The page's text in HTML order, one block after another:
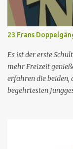
drehte sich
und Alan sowie
seinen
verdient und einen
23 Frans
Es ist der erste
mehr Freizeit
erfahren die beiden,
begehrtesten
Nachtclub zu
einen exklusiven